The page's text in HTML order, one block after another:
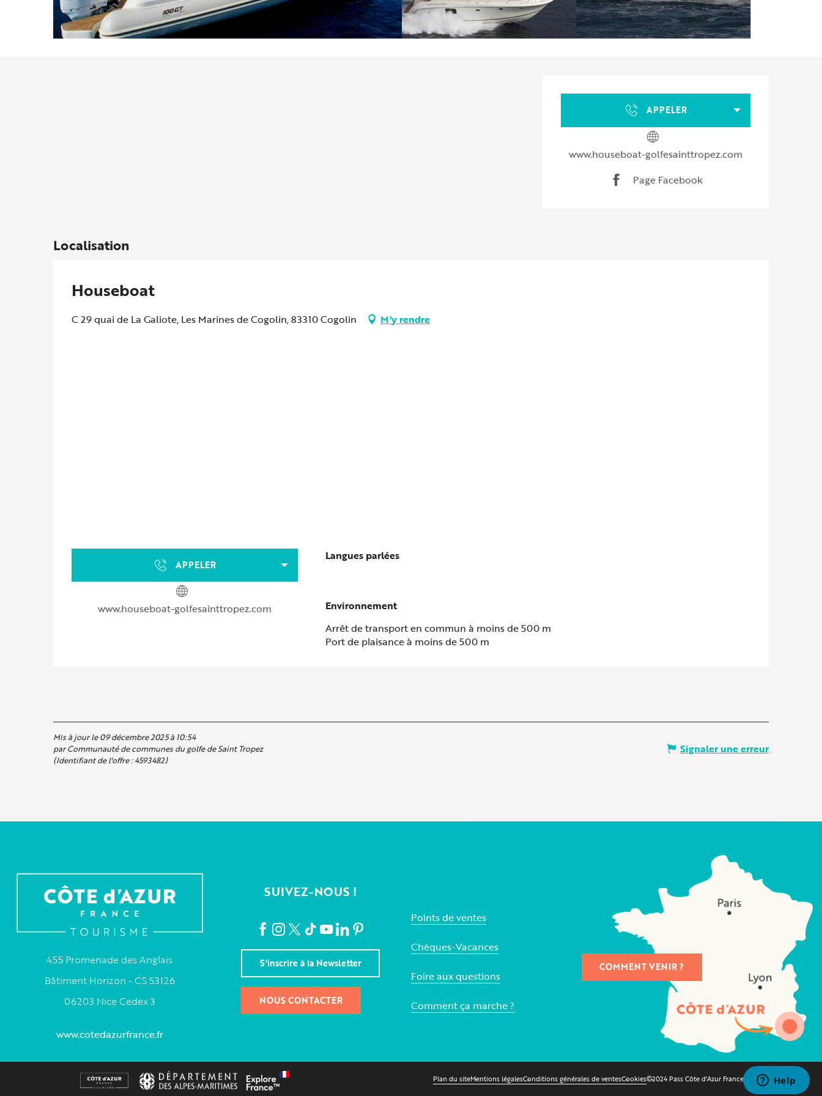
Ouverture et coordonnées
APPELER
www.houseboat-golfesainttropez.com
Page Facebook
Localisation
Houseboat
C 29 quai de La Galiote, Les Marines de Cogolin, 83310 Cogolin M'y rendre
APPELER
www.houseboat-golfesainttropez.com
Langues parlées
Langues parlées
Environnement
Environnement
Arrêt de transport en commun à moins de 500 m
Port de plaisance à moins de 500 m
Mis à jour le 09 décembre 2025 à 10:54
par Communauté de communes du golfe de Saint Tropez
(Identifiant de l'offre :4593482)
Signaler une erreur
455 Promenade des Anglais
Bâtiment Horizon - CS 53126
06203 Nice Cedex 3
www.cotedazurfrance.fr
SUIVEZ-NOUS !
S'inscrire à la Newsletter
NOUS CONTACTER
Points de ventes
Chèques-Vacances
Foire aux questions
Comment ça marche ?
COMMENT VENIR ?
Plan du siteMentions légalesConditions générales de ventesCookies©2024 Pass Côte d'Azur France